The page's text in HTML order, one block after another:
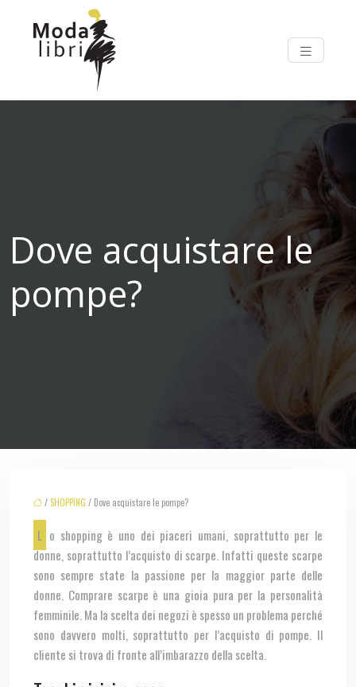
Dove acquistare le
pompe?
/ SHOPPING / Dove acquistare le pompe?
Lo shopping è uno dei piaceri umani, soprattutto per le
donne, soprattutto l’acquisto di scarpe. Infatti queste scarpe
sono sempre state la passione per la maggior parte delle
donne. Comprare scarpe è una gioia pura per la personalità
femminile. Ma la scelta dei negozi è spesso un problema perché
sono davvero molti, soprattutto per l’acquisto di pompe. Il
cliente si trova di fronte all’imbarazzo della scelta.